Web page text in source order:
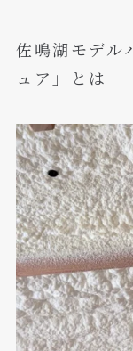
佐鳴湖モデル
ュア」とは